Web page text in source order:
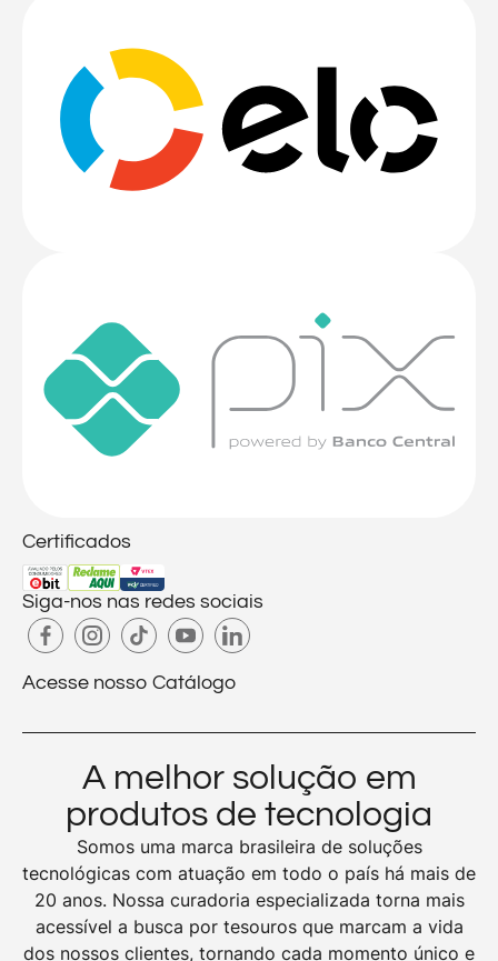
Certificados
Siga-nos nas redes sociais
Acesse nosso Catálogo
A melhor solução em
produtos de tecnologia
Somos uma marca brasileira de soluções
tecnológicas com atuação em todo o país há mais de
20 anos. Nossa curadoria especializada torna mais
acessível a busca por tesouros que marcam a vida
dos nossos clientes, tornando cada momento único e